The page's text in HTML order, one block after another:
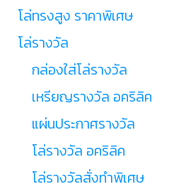
โล่ทรงสูง ราคาพิเศษ
โล่รางวัล
กล่องใส่โล่รางวัล
เหรียญรางวัล อคริลิค
แผ่นประกาศรางวัล
โล่รางวัล อคริลิค
โล่รางวัลสั่งทำพิเศษ